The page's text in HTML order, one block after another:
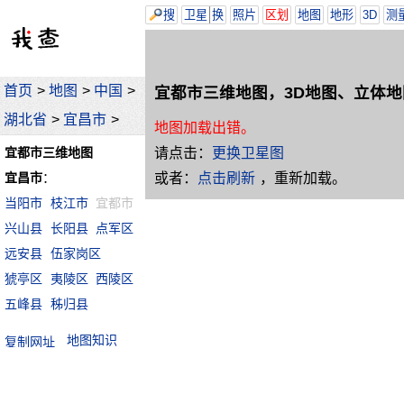
首页 > 地图 > 中国 >
湖北省 > 宜昌市 >
宜都市三维地图
宜昌市：
当阳市 枝江市 宜都市
兴山县 长阳县 点军区
远安县 伍家岗区
猇亭区
夷陵区 西陵区
五峰县 秭归县
地图知识
搜 卫星 换 照片 区划 地图 地形 3D 测
宜都市三维地图，3D地图、立体地
地图加载出错。
请点击：
更换卫星图
或者：
点击刷新 ，重新加载。